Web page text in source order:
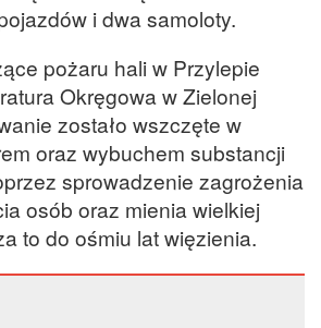
i dwa samoloty.
pożaru hali w Przylepie
Okręgowa w Zielonej
zostało wszczęte w
oraz wybuchem substancji
sprowadzenie zagrożenia
osób oraz mienia wielkiej
to do ośmiu lat więzienia.